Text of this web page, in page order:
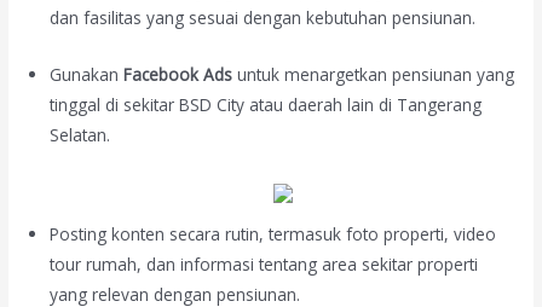
dan fasilitas yang sesuai dengan kebutuhan pensiunan.
GunakanFacebook Ads untuk menargetkan pensiunan yang
tinggal di sekitar BSD City atau daerah lain di Tangerang
Selatan.
Posting konten secara rutin, termasuk foto properti, video
tour rumah, dan informasi tentang area sekitar properti
yang relevan dengan pensiunan.